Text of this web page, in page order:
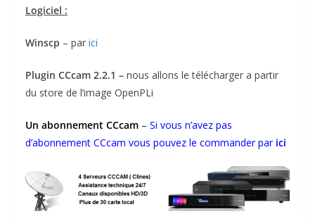
Logiciel :
Winscp – par ici
Plugin CCcam 2.2.1 – nous allons le télécharger a partir
du store de l’image OpenPLi
Un abonnement CCcam – Si vous n’avez pas
d’abonnement CCcam vous pouvez le commander par ici